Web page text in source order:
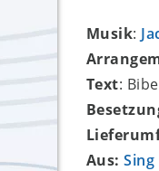
Musik:
Text:
Aus: